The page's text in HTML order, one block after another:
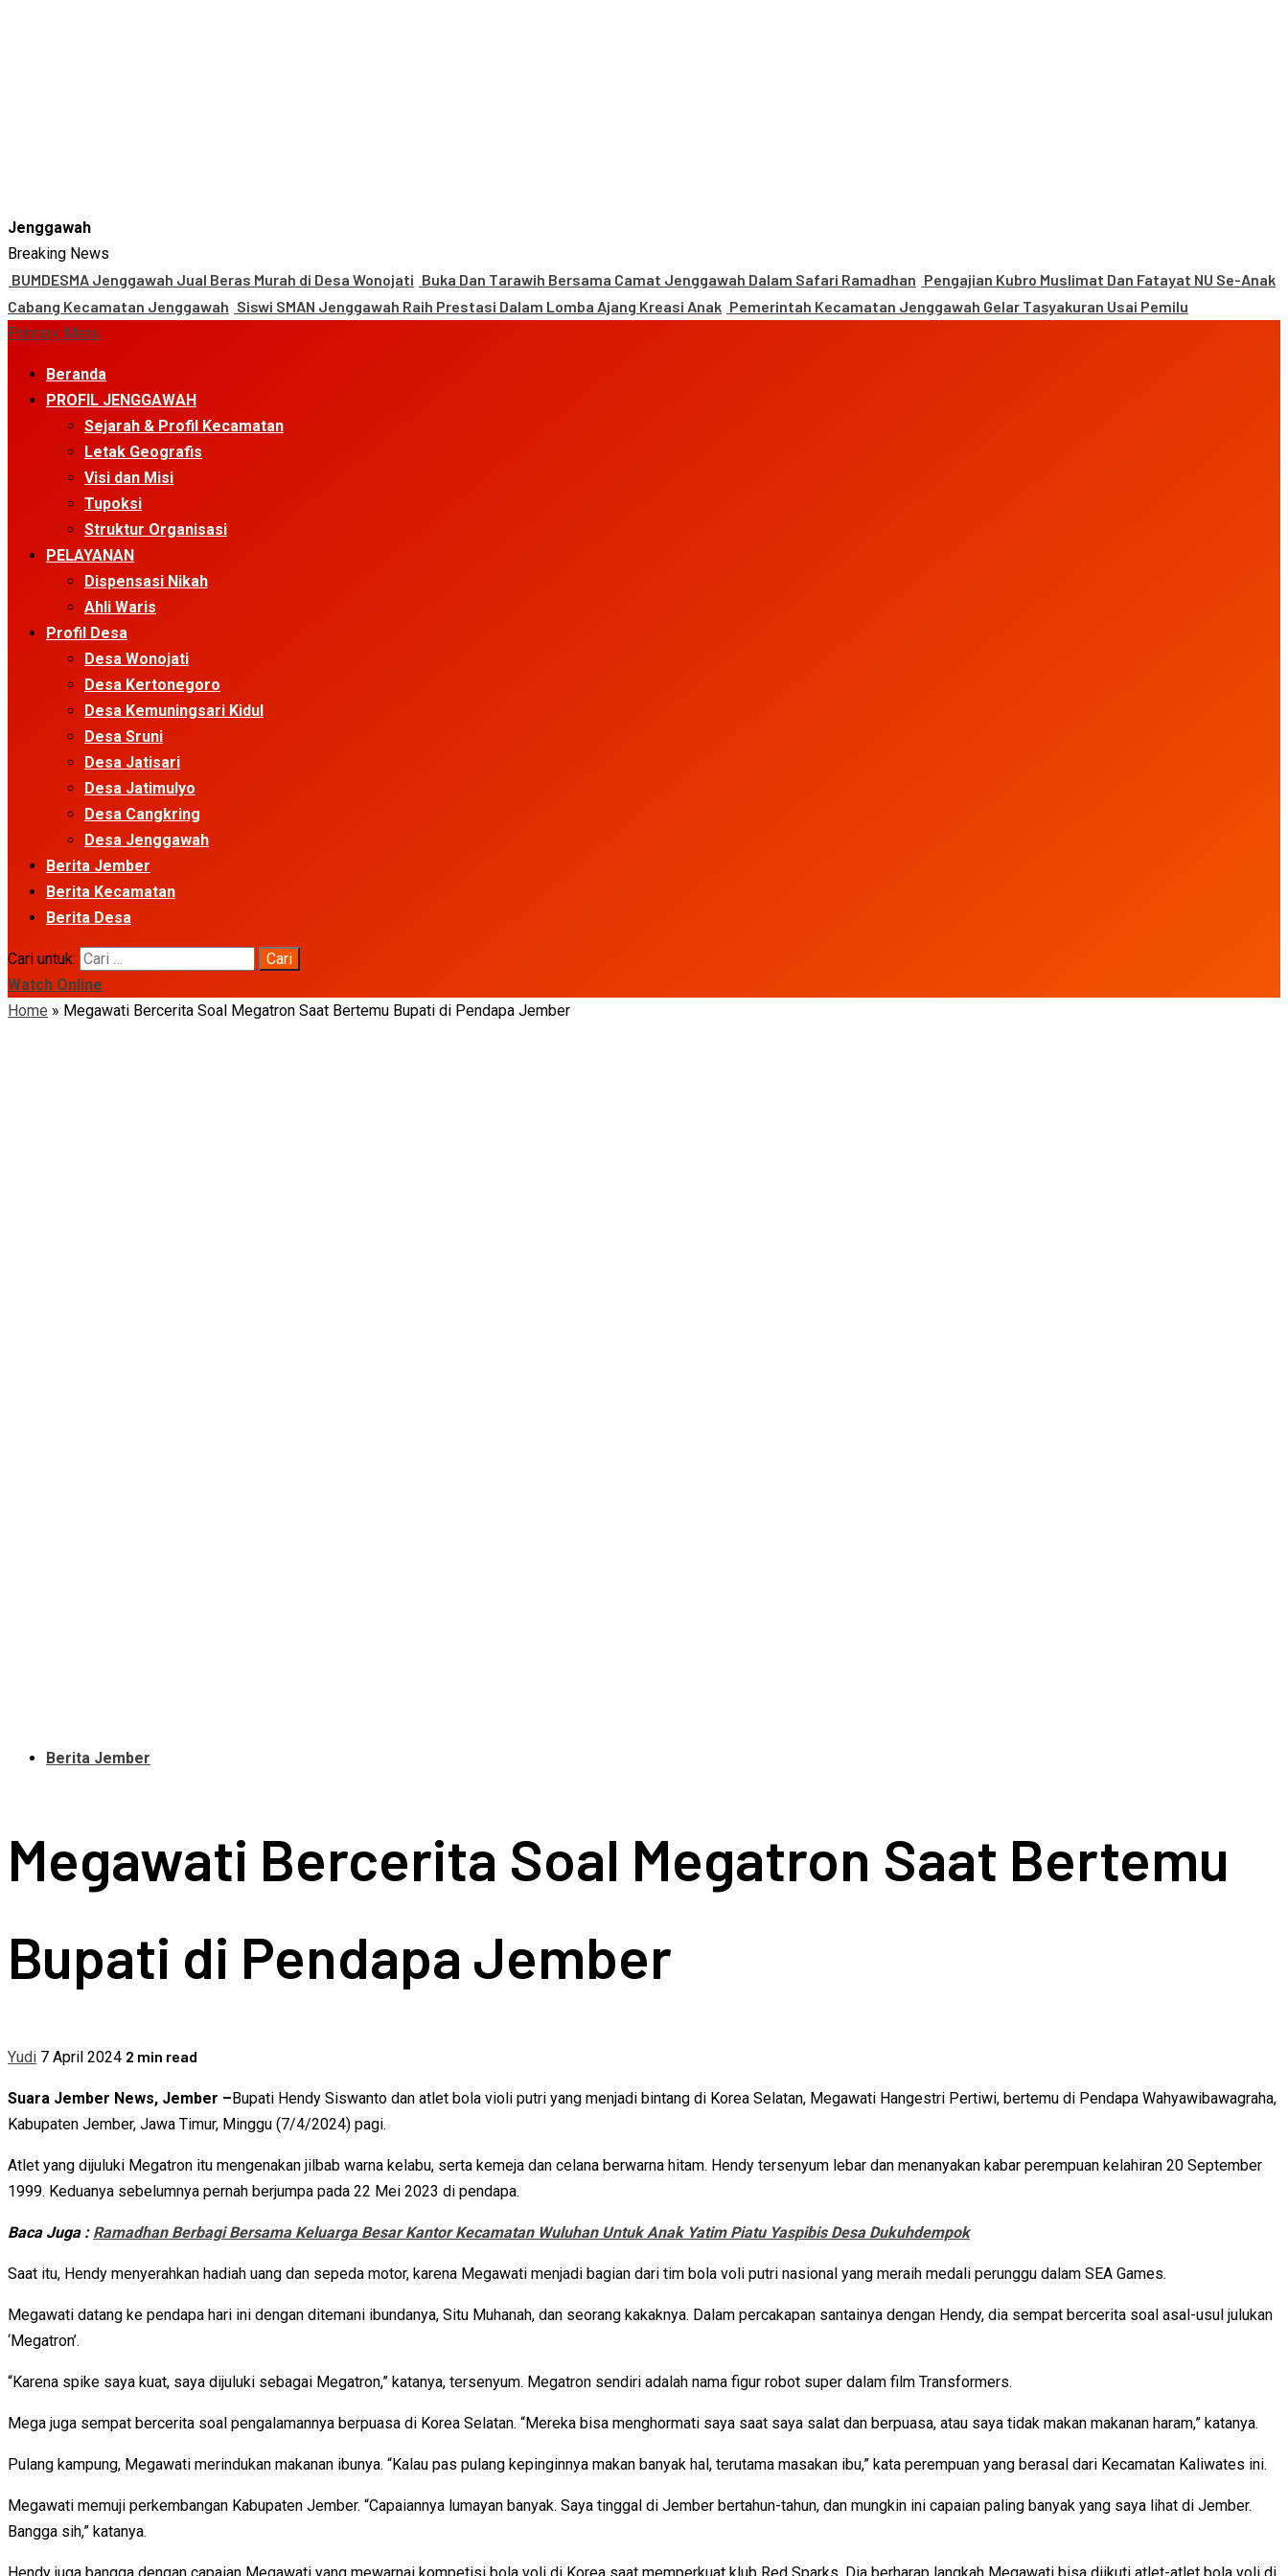
Jenggawah
Breaking News
BUMDESMA Jenggawah Jual Beras Murah di Desa Wonojati Buka Dan Tarawih Bersama Camat Jenggawah Dalam Safari Ramadhan Pengajian Kubro Muslimat Dan Fatayat NU Se-Anak
Cabang Kecamatan Jenggawah Siswi SMAN Jenggawah Raih Prestasi Dalam Lomba Ajang Kreasi Anak Pemerintah Kecamatan Jenggawah Gelar Tasyakuran Usai Pemilu
Primary Menu
Beranda
PROFIL JENGGAWAH
Sejarah & Profil Kecamatan
Letak Geografis
Visi dan Misi
Tupoksi
Struktur Organisasi
PELAYANAN
Dispensasi Nikah
Ahli Waris
Profil Desa
Desa Wonojati
Desa Kertonegoro
Desa Kemuningsari Kidul
Desa Sruni
Desa Jatisari
Desa Jatimulyo
Desa Cangkring
Desa Jenggawah
Berita Jember
Berita Kecamatan
Berita Desa
Cari untuk:
Watch Online
Home » Megawati Bercerita Soal Megatron Saat Bertemu Bupati di Pendapa Jember
Berita Jember
Megawati Bercerita Soal Megatron Saat Bertemu
Bupati di Pendapa Jember
Yudi 7 April 2024 2 min read
Suara Jember News, Jember – Bupati Hendy Siswanto dan atlet bola violi putri yang menjadi bintang di Korea Selatan, Megawati Hangestri Pertiwi, bertemu di Pendapa Wahyawibawagraha,
Kabupaten Jember, Jawa Timur, Minggu (7/4/2024) pagi.
Atlet yang dijuluki Megatron itu mengenakan jilbab warna kelabu, serta kemeja dan celana berwarna hitam. Hendy tersenyum lebar dan menanyakan kabar perempuan kelahiran 20 September
1999. Keduanya sebelumnya pernah berjumpa pada 22 Mei 2023 di pendapa.
Baca Juga : Ramadhan Berbagi Bersama Keluarga Besar Kantor Kecamatan Wuluhan Untuk Anak Yatim Piatu Yaspibis Desa Dukuhdempok
Saat itu, Hendy menyerahkan hadiah uang dan sepeda motor, karena Megawati menjadi bagian dari tim bola voli putri nasional yang meraih medali perunggu dalam SEA Games.
Megawati datang ke pendapa hari ini dengan ditemani ibundanya, Situ Muhanah, dan seorang kakaknya. Dalam percakapan santainya dengan Hendy, dia sempat bercerita soal asal-usul julukan
‘Megatron’.
“Karena spike saya kuat, saya dijuluki sebagai Megatron,” katanya, tersenyum. Megatron sendiri adalah nama figur robot super dalam film Transformers.
Mega juga sempat bercerita soal pengalamannya berpuasa di Korea Selatan. “Mereka bisa menghormati saya saat saya salat dan berpuasa, atau saya tidak makan makanan haram,” katanya.
Pulang kampung, Megawati merindukan makanan ibunya. “Kalau pas pulang kepinginnya makan banyak hal, terutama masakan ibu,” kata perempuan yang berasal dari Kecamatan Kaliwates ini.
Megawati memuji perkembangan Kabupaten Jember. “Capaiannya lumayan banyak. Saya tinggal di Jember bertahun-tahun, dan mungkin ini capaian paling banyak yang saya lihat di Jember.
Bangga sih,” katanya.